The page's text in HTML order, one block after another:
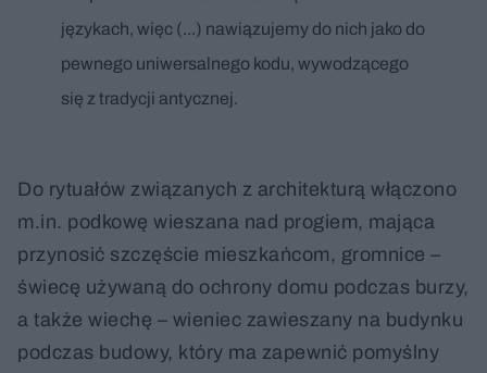
językach, więc (...) nawiązujemy do nich jako do
pewnego uniwersalnego kodu, wywodzącego
się z tradycji antycznej.
Do rytuałów związanych z architekturą włączono
m.in. podkowę wieszana nad progiem, mająca
przynosić szczęście mieszkańcom, gromnice –
świecę używaną do ochrony domu podczas burzy,
a także wiechę – wieniec zawieszany na budynku
podczas budowy, który ma zapewnić pomyślny